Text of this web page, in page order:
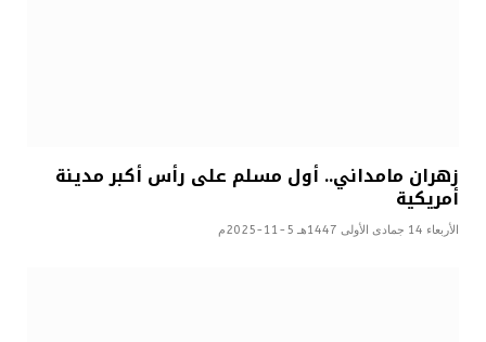
زهران مامداني.. أول مسلم على رأس أكبر مدينة
أمريكية
الأربعاء 14 جمادى الأولى 1447هـ 5-11-2025م